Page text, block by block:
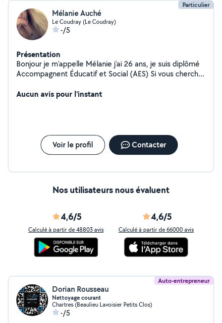
Particulier
Mélanie Auché
Le Coudray (Le Coudray)
-/5
Présentation
Bonjour je m'appelle Mélanie j'ai 26 ans, je suis diplômé
Accompagnent Éducatif et Social (AES) Si vous cherchez
courses, gardez vos chiens/chats ou même garder votre
Aucun avis pour l'instant
Voir le profil Contacter
Nos utilisateurs nous évaluent
4,6/5
Calculé à partir de 48803 avis
4,6/5
Calculé à partir de 66000 avis
Auto-entrepreneur
Dorian Rousseau
Nettoyage courant
Chartres (Beaulieu Lavoisier Petits Clos)
-/5